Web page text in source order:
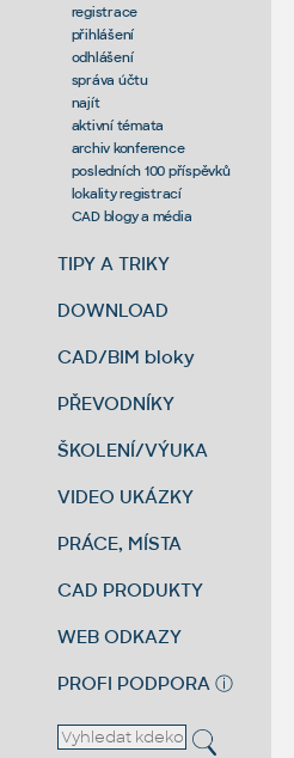
registrace
přihlášení
odhlášení
správa účtu
najít
aktivní témata
archiv konference
posledních 100 příspěvků
lokality registrací
CAD blogy a média
TIPY A TRIKY
DOWNLOAD
CAD/BIM bloky
PŘEVODNÍKY
ŠKOLENÍ/VÝUKA
VIDEO UKÁZKY
PRÁCE, MÍSTA
CAD PRODUKTY
WEB ODKAZY
PROFI PODPORA ⓘ